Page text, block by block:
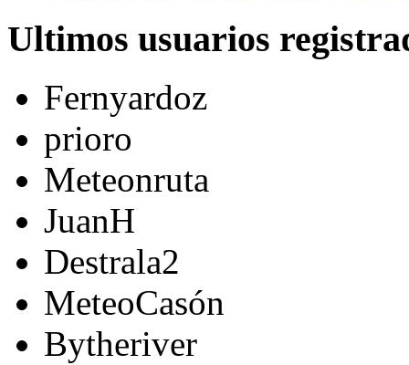
Ultimos usuarios
Fernyardoz
prioro
Meteonruta
JuanH
Destrala2
MeteoCasón
Bytheriver